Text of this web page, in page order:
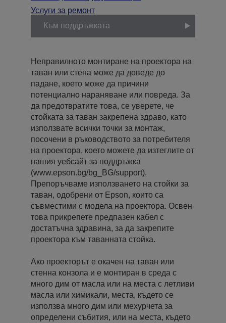
Услуги за ремонт
Към поддръжката
Неправилното монтиране на проектора на
таван или стена може да доведе до
падане, което може да причини
потенциално нараняване или повреда. За
да предотвратите това, се уверете, че
стойката за таван закрепена здраво, като
използвате всички точки за монтаж,
посочени в ръководството за потребителя
на проектора, което можете да изтеглите от
нашия уебсайт за поддръжка
(www.epson.bg/bg_BG/support).
Препоръчваме използването на стойки за
таван, одобрени от Epson, които са
съвместими с модела на проектора. Освен
това прикрепете предпазен кабел с
достатъчна здравина, за да закрепите
проектора към таванната стойка.
Ако проекторът е окачен на таван или
стенна конзола и е монтиран в среда с
много дим от масла или на места с летливи
масла или химикали, места, където се
използва много дим или мехурчета за
определени събития, или на места, където